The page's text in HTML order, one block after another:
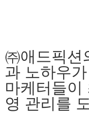
㈜애드픽션
과 노하우
마케터들이
영 관리를